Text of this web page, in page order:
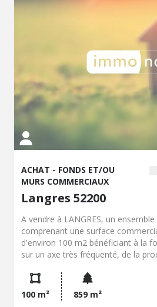
ACHAT - FONDS ET/OU
MURS COMMERCIAUX
Langres 52200
A vendre à LANGRES, un
comprenant une surface
d'environ 100 m2 bénéficiant à la
sur un axe très fréquenté, de la
comprend également un garage
jardin sur l'arrière de 400 m2. De
annexes (bureau, réserves,
100 m² 859 m²